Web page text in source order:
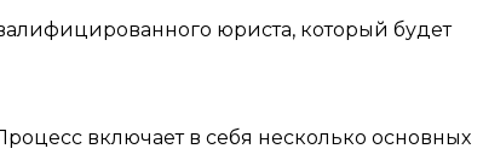
юриста, который будет
включает в себя несколько основных